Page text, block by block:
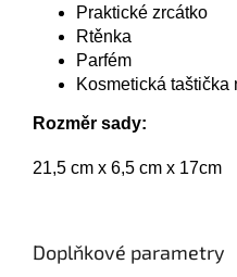
Praktické zrcátko
Rtěnka
Parfém
Kosmetická
Rozměr sady:
21,5 cm x 6,5 cm x 17cm
Doplňkové parametry